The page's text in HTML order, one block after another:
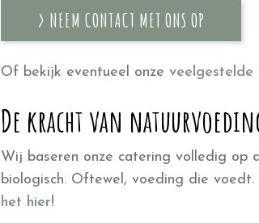
> NEEM CONTACT MET ONS OP
Of bekijk eventueel onze veelgestelde
De kracht van
Wij baseren onze catering volledig op
biologisch. Oftewel, voeding die
het hier!